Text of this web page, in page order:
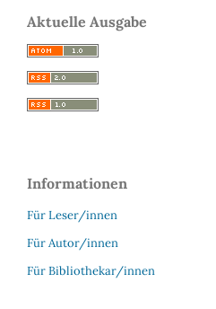
Aktuelle Ausgabe
Informationen
Für Leser/innen
Für Autor/innen
Für Bibliothekar/innen